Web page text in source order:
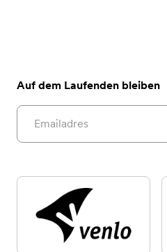
Auf dem Laufenden bleiben
Email address